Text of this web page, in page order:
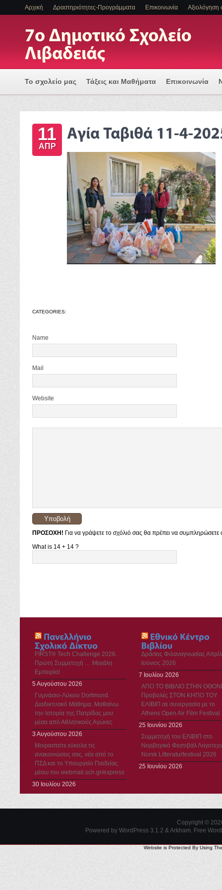
Αρχική Δραστηριότητες-Προγράμματα Επικοινωνία Αξιολόγηση
Το σχολείο μας Τάξεις και Μαθήματα Επικοινωνία
Πρόγραμμα Εισαγωγής Η/Υ για μια Ψηφιακά
ΕΝΤΑΞΗ ΜΑΘΗΤΩΝ ΜΕ ΑΝΑΠΗΡΙΑ Η/ΚΑΙ ΕΙΔΙΚΕΣ
11
ΑΠΡ
CATEGORIES:
Name
Mail
Website
ΠΡΟΣΟΧΗ! Για να γράψετε το σχόλιό σας θα πρέπει να
What is 14 + 14 ?
FIRST® Tech Challenge 2026.
Πρώτη Συμμετοχή … Μεγάλη
Εμπειρία!
5 Αυγούστου 2026
Γυμνάσιο-Λύκειο Dortmund.
Διαδικτυακό Μάθημα. Μαθαίνω
την Ιστορία της Πατρίδας μου
μέσα από Αθλητικούς Αγώνες
3 Αυγούστου 2026
Μοιραστείτε εύκολα τις
ανακοινώσεις σας, νέα από το
ΠΣΔ και το Υπουργείο Παιδείας
μέσω του webmail.sch.gr/express
30 Ιουλίου 2026
Δράσεις Φιλαναγνωσίας
Ιούνιος 2026
7 Ιουλίου 2026
ΑΠΟ ΤΟ ΒΙΒΛΙΟ ΣΤΗΝ
Προβολές ΣΤΟΝ ΚΗΠΟ ΤΟΥ
ΕΛΙΒΙΠ σε συνεργασία με το
Athens Open Air Film Festival
25 Ιουνίου 2026
Συμμετοχή του ΕΛΙΒΙΠ στο
Νορβηγικό Φεστιβάλ
Norsk Litteraturfestival 2026
25 Ιουνίου 2026
Copyright ©
Powered by WordPress 3.1.2 & Arkham. Free
Website is Protected By Using